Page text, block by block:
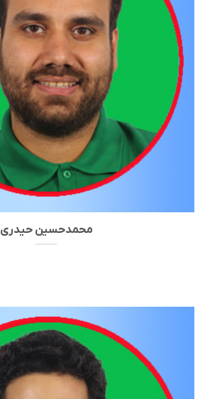
محمدحسین حیدری